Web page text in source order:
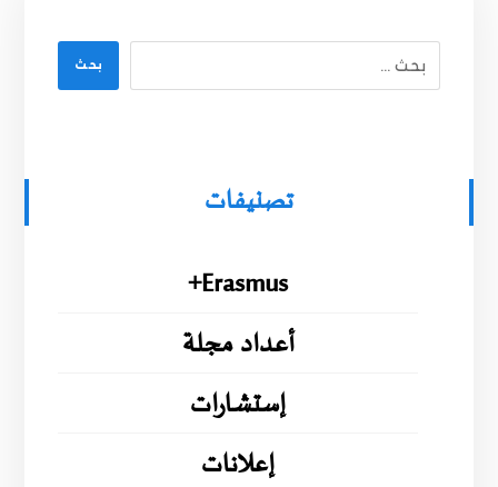
بحث
تصنيفات
Erasmus+
أعداد مجلة
إستشارات
إعلانات